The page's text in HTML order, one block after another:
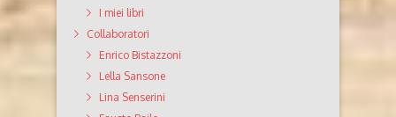
I miei libri
Collaboratori
Enrico Bistazzoni
Lella Sansone
Lina Senserini